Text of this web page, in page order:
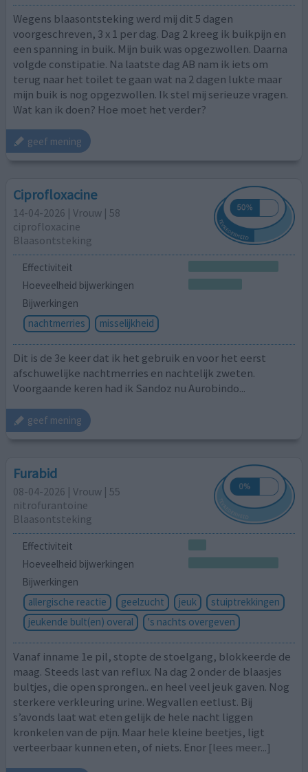
Wegens blaasontsteking werd mij dit 5 dagen
voorgeschreven, 3 x 1 per dag. Dag 2 kreeg ik buikpijn en
een spanning in buik. Mijn buik was opgezwollen. Daarna
volgde constipatie. Na laatste dag AB nam ik iets om
terug naar het toilet te gaan wat na 2 dagen lukte maar
mijn buik is nog opgezwollen. Ik stel mij serieuze vragen.
Wat kan ik doen? Hoe moet het verder?
geef mening
Ciprofloxacine
14-04-2026 | Vrouw | 58
ciprofloxacine
Blaasontsteking
Effectiviteit
Hoeveelheid bijwerkingen
Bijwerkingen
nachtmerries
misselijkheid
Dit is de 3e keer dat ik het gebruik en voor het eerst
afschuwelijke nachtmerries en nachtelijk zweten.
Voorgaande keren had ik Sandoz nu Aurobindo...
geef mening
Furabid
08-04-2026 | Vrouw | 55
nitrofurantoine
Blaasontsteking
Effectiviteit
Hoeveelheid bijwerkingen
Bijwerkingen
allergische reactie
geelzucht jeuk
stuiptrekkingen
jeukende bult(en) overal
's nachts overgeven
Vanaf inname 1e pil, stopte de stoelgang, blokkeerde de
maag. Steeds last van reflux. Na dag 2 onder de blaasjes
bultjes, die open sprongen.. en heel veel jeuk gaven. Nog
sterkere verkleuring urine. Wegvallen eetlust. Bij
s’avonds laat wat eten gelijk de hele nacht liggen
kronkelen van de pijn. Maar hele kleine beetjes, ligt
verteerbaar kunnen eten, of niets. Enor [lees meer...]